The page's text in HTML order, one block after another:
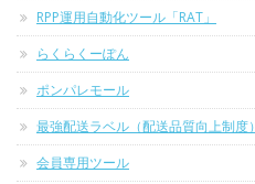
RPP運用自動化ツール「RAT」
らくらくーぽん
ポンパレモール
最強配送ラベル（配送品質向上制度）
会員専用ツール